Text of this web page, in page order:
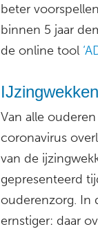
beter
binnen 5 jaar
de online tool
Van alle
coronavirus
van de
gepresenteerd
ouderenzorg. In
ernstiger: daar